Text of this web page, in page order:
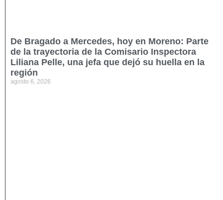
De Bragado a Mercedes, hoy en Moreno: Parte
de la trayectoria de la Comisario Inspectora
Liliana Pelle, una jefa que dejó su huella en la
región
agosto 6, 2026